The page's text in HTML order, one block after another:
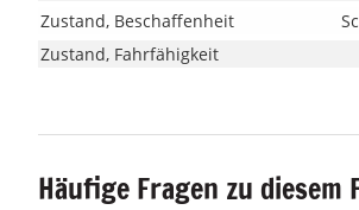
Zustand, Beschaffenheit
Zustand, Fahrfähigkeit
Häufige Fragen zu diesem